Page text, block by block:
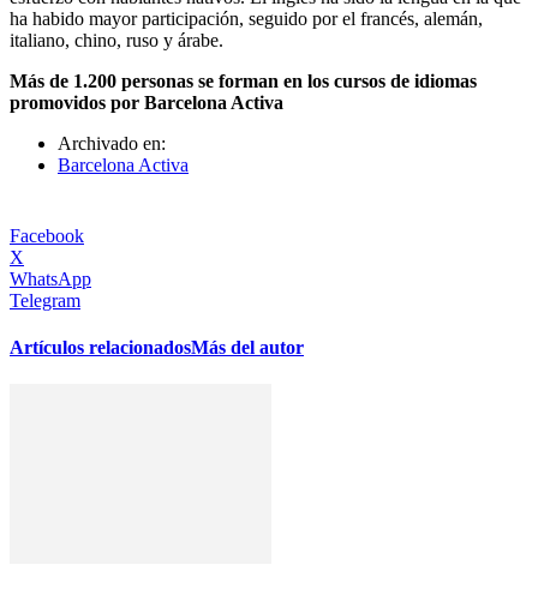
ha habido mayor participación, seguido por el francés, alemán,
italiano, chino, ruso y árabe.
Más de 1.200 personas se forman en los cursos de idiomas
promovidos por Barcelona Activa
Archivado en:
Barcelona Activa
Facebook
X
WhatsApp
Telegram
Artículos relacionadosMás del autor